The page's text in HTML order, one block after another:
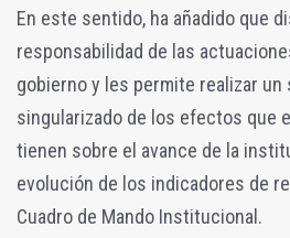
En este sentido, ha añadido que
responsabilidad de las
gobierno y les permite realizar un
singularizado de los efectos que
tienen sobre el avance de la
evolución de los indicadores de
Cuadro de Mando Institucional.